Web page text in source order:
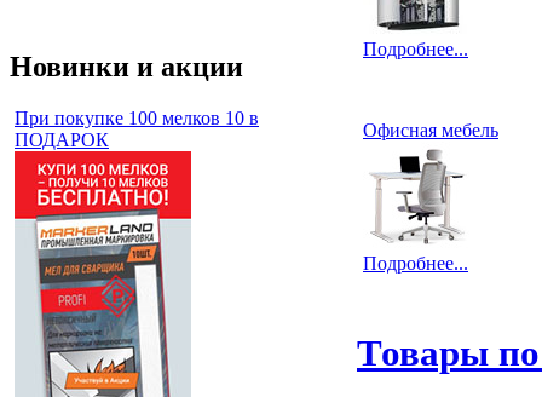
Новинки и акции
При покупке 100 мелков 10 в
ПОДАРОК
Подробнее...
Офисная мебель
Подробнее...
Товары